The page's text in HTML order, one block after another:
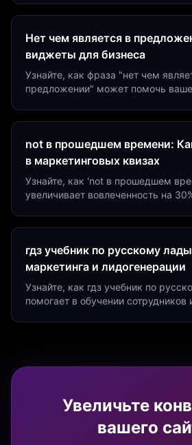
Нет чем является в
виджеты для бизнеса
Узнайте, как фраза "нет чем
предложении" может помочь
not в прошедшем времени:
в маркетинговых квизах
Узнайте, как 'not в прошедшем
увеличивает вовлеченность на
гдз учебник по русскому
маркетинга и лидогенерации
Узнайте, как гдз учебник по
помогает в обучении
Увеличьте
вашего